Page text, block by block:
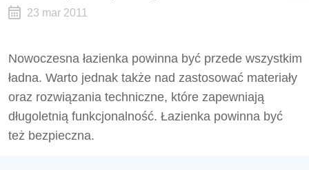
23 mar 2011
Nowoczesna łazienka powinna być przede wszystkim
ładna. Warto jednak także nad zastosować materiały
oraz rozwiązania techniczne, które zapewniają
długoletnią funkcjonalność. Łazienka powinna być
też bezpieczna.